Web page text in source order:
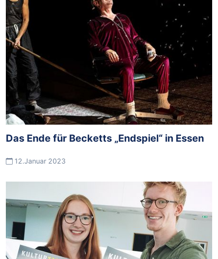
Das Ende für Becketts „Endspiel“ in Essen
12.Januar 2023